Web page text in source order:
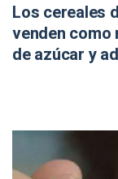
Los cereales
venden como
de azúcar y